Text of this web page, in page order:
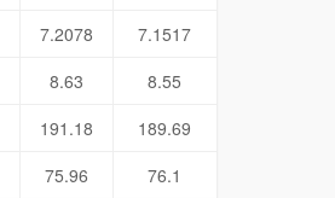
7.2078
7.1517
8.63
8.55
191.18
189.69
75.96
76.1